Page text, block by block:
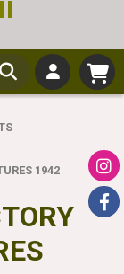
1942